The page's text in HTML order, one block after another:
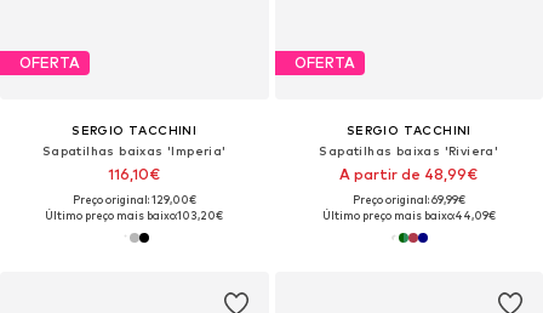
OFERTA
SERGIO TACCHINI
Sapatilhas baixas 'Imperia'
116,10€
Preço original: 129,00€
Último preço mais baixo:103,20€
OFERTA
SERGIO TACCHINI
Sapatilhas baixas 'Riviera'
A partir de 48,99€
Preço original: 69,99€
Último preço mais baixo:44,09€